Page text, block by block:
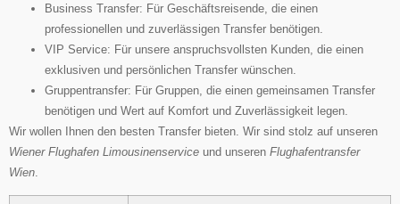
Business Transfer: Für Geschäftsreisende, die einen
professionellen und zuverlässigen Transfer benötigen.
VIP Service: Für unsere anspruchsvollsten Kunden, die einen
exklusiven und persönlichen Transfer wünschen.
Gruppentransfer: Für Gruppen, die einen gemeinsamen Transfer
benötigen und Wert auf Komfort und Zuverlässigkeit legen.
Wir wollen Ihnen den besten Transfer bieten. Wir sind stolz auf unseren
Wiener Flughafen Limousinenservice und unseren Flughafentransfer
Wien